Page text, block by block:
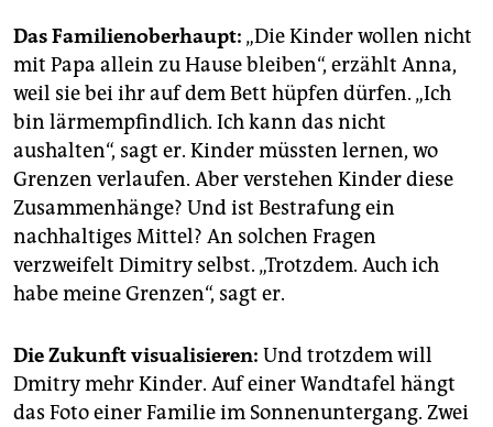
Das Familienoberhaupt: „Die Kinder wollen nicht
mit Papa allein zu Hause bleiben“, erzählt Anna,
weil sie bei ihr auf dem Bett hüpfen dürfen. „Ich
bin lärmempfindlich. Ich kann das nicht
aushalten“, sagt er. Kinder müssten lernen, wo
Grenzen verlaufen. Aber verstehen Kinder diese
Zusammenhänge? Und ist Bestrafung ein
nachhaltiges Mittel? An solchen Fragen
verzweifelt Dimitry selbst. „Trotzdem. Auch ich
habe meine Grenzen“, sagt er.
Die Zukunft visualisieren: Und trotzdem will
Dmitry mehr Kinder. Auf einer Wandtafel hängt
das Foto einer Familie im Sonnenuntergang. Zwei